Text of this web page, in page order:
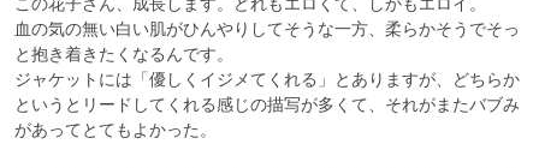
血の気の無い白い肌がひんやりしてそうな一方、柔らかそうでそっ
と抱き着きたくなるんです。
ジャケットには「優しくイジメてくれる」とありますが、どちらか
というとリードしてくれる感じの描写が多くて、それがまたバブみ
があってとてもよかった。